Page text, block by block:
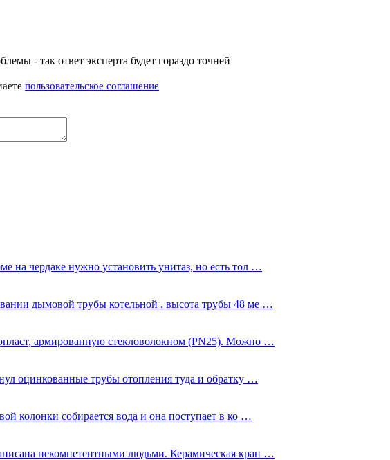
- так ответ эксперта будет гораздо точней
пользовательское соглашение
на чердаке нужно установить унитаз, но есть тол …
дымовой трубы котельной . высота трубы 48 ме …
армированную стекловолокном (PN25). Можно …
оцинкованные трубы отопления туда и обратку …
колонки собирается вода и она поступает в ко …
некомпетентными людьми. Керамическая кран …